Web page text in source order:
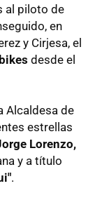
al piloto de
en
y Cirjesa, el
desde el
Alcaldesa de
estrellas
Lorenzo,
y a título
.